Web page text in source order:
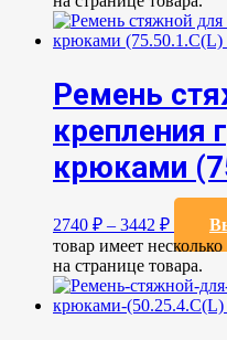
Ремень
крепления
крюками
2740 ₽ – 3442 ₽
товар имеет
на странице товара.